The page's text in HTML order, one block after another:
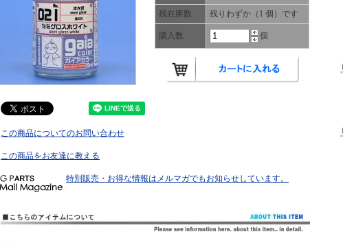
残在庫数
残りわずか（1 個）です
購入数 個
この商品についてのお問い合わせ
この商品をお友達に教える
特別販売・お得な情報はメルマガでもお知らせしています。